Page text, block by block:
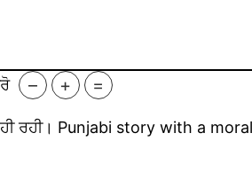
– + =
Punjabi story with a